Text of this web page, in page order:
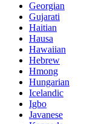
Georgian
Gujarati
Haitian
Hausa
Hawaiian
Hebrew
Hmong
Hungarian
Icelandic
Igbo
Javanese